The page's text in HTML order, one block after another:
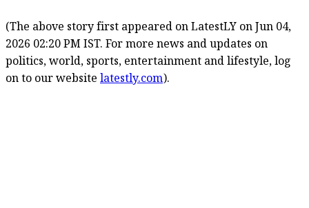
(The above story first appeared on LatestLY on Jun 04,
2026 02:20 PM IST. For more news and updates on
politics, world, sports, entertainment and lifestyle, log
on to our website latestly.com).